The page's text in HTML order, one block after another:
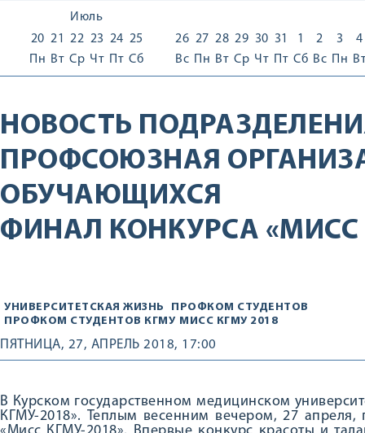
Июль
20
Пн
21
Вт
22
Ср
23
Чт
24
Пт
25
Сб
26
Вс
27
Пн
28
Вт
29
Ср
30
Чт
31
Пт
1
Сб
2
Вс
3
Пн
4
НОВОСТЬ
ПРОФСОЮЗНАЯ
ОБУЧАЮЩИХСЯ
ФИНАЛ КОНКУРСА «МИСС
УНИВЕРСИТЕТСКАЯ ЖИЗНЬ
ПРОФКОМ СТУДЕНТОВ
ПРОФКОМ СТУДЕНТОВ КГМУ МИСС КГМУ 2018
ПЯТНИЦА, 27, АПРЕЛЬ 2018, 17:00
В Курском государственном медицинском
КГМУ-2018». Теплым весенним вечером, 27